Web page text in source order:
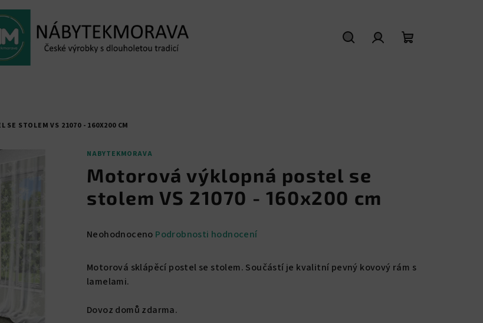
SE STOLEM VS 21070 - 160X200 CM
NABYTEKMORAVA
Motorová výklopná postel se
stolem VS 21070 - 160x200 cm
Průměrné
produktu
je
z
Neohodnoceno Podrobnosti hodnocení
Motorová sklápěcí postel se stolem. Součástí je kvalitní pevný kovový rám s
lamelami.
Dovoz domů zdarma.